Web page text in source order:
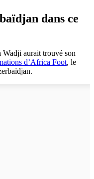
dans ce
aurait trouvé son
d’Africa Foot, le